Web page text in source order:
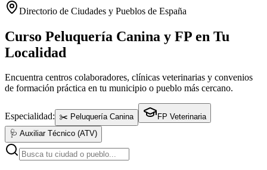
Directorio de Ciudades y Pueblos de España
Curso Peluquería Canina y FP en Tu
Localidad
Encuentra centros colaboradores, clínicas veterinarias y convenios
de formación práctica en tu municipio o pueblo más cercano.
Especialidad: ✂️ Peluquería Canina
FP Veterinaria
🩺 Auxiliar Técnico (ATV)